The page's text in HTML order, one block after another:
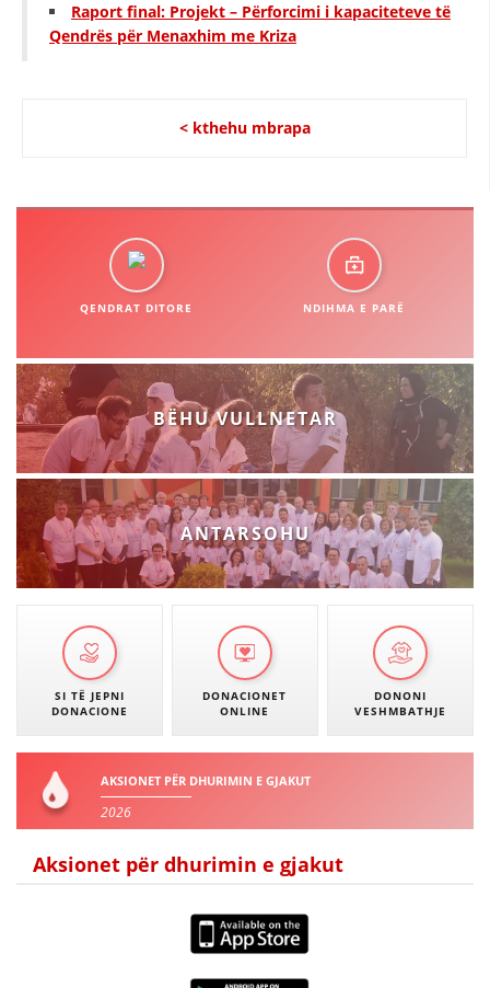
Raport final: Projekt – Përforcimi i kapaciteteve të
Qendrës për Menaxhim me Kriza
< kthehu mbrapa
QENDRAT DITORE NDIHMA E PARË
BËHU VULLNETAR
ANTARSOHU
SI TË JEPNI
DONACIONE
DONACIONET
ONLINE
DONONI
VESHMBATHJE
AKSIONET PËR DHURIMIN E GJAKUT
2026
Aksionet për dhurimin e gjakut